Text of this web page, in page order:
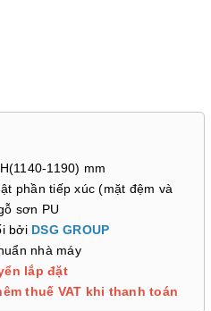
1190) mm
phần tiếp xúc (mặt đệm và
sơn PU
bởi DSG GROUP
nhà máy
lắp đặt
thuế VAT khi thanh toán